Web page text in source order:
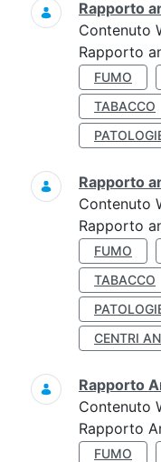
Rapporto
Contenuto
Rapporto
FUMO
TABACCO
Rapporto
Contenuto
Rapporto
FUMO
TABACCO
CENTRI
Rapporto
Contenuto
Rapporto
FUMO